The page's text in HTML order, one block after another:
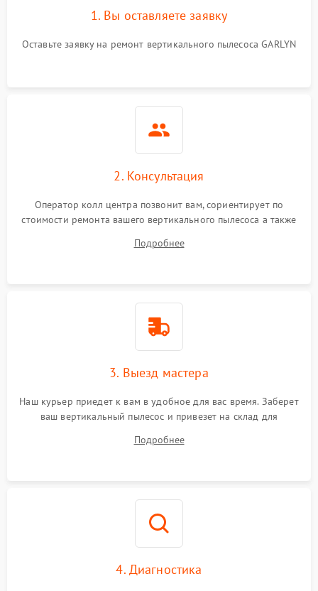
автоматического
отключения
1500 ₽ Подробнее →
1000 ₽
Повреждение внутренних
Поломка системы защиты
1. Вы оставляете заявку
Оставьте заявку на ремонт вертикального пылесоса GARLYN
2. Консультация
Оператор колл центра позвонит вам, сориентирует по
стоимости ремонта вашего вертикального пылесоса а также
Подробнее
3. Выезд мастера
Наш курьер приедет к вам в удобное для вас время. Заберет
ваш вертикальный пылесос и привезет на склад для
Подробнее
4. Диагностика